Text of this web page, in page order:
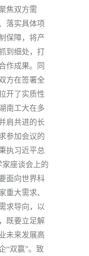
焦双方需
落实具体项
保障，将产
到细处，打
作成果。同
方在签署全
开了实质性
南工大在多
肩共进的长
参加会议的
执习近平总
家座谈会上的
面向世界科
重大需求、
求导向，以
既要立足解
未来发展高
“双赢”。致